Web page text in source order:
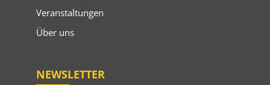
Veranstaltungen
Über uns
NEWSLETTER